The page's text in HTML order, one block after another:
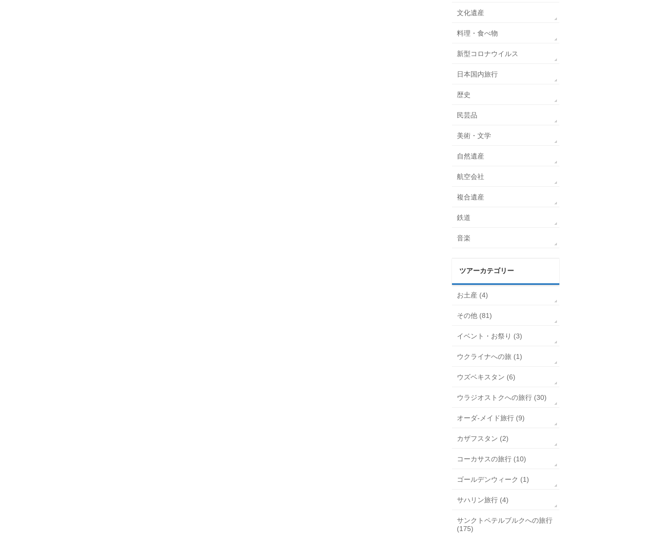
文化遺産
料理・食べ物
新型コロナウイルス
日本国内旅行
歴史
民芸品
美術・文学
自然遺産
航空会社
複合遺産
鉄道
音楽
ツアーカテゴリー
お土産 (4)
その他 (81)
イベント・お祭り (3)
ウクライナへの旅 (1)
ウズベキスタン (6)
ウラジオストクへの旅行 (30)
オーダ-メイド旅行 (9)
カザフスタン (2)
コーカサスの旅行 (10)
ゴールデンウィーク (1)
サハリン旅行 (4)
サンクトペテルブルクへの旅行
(175)